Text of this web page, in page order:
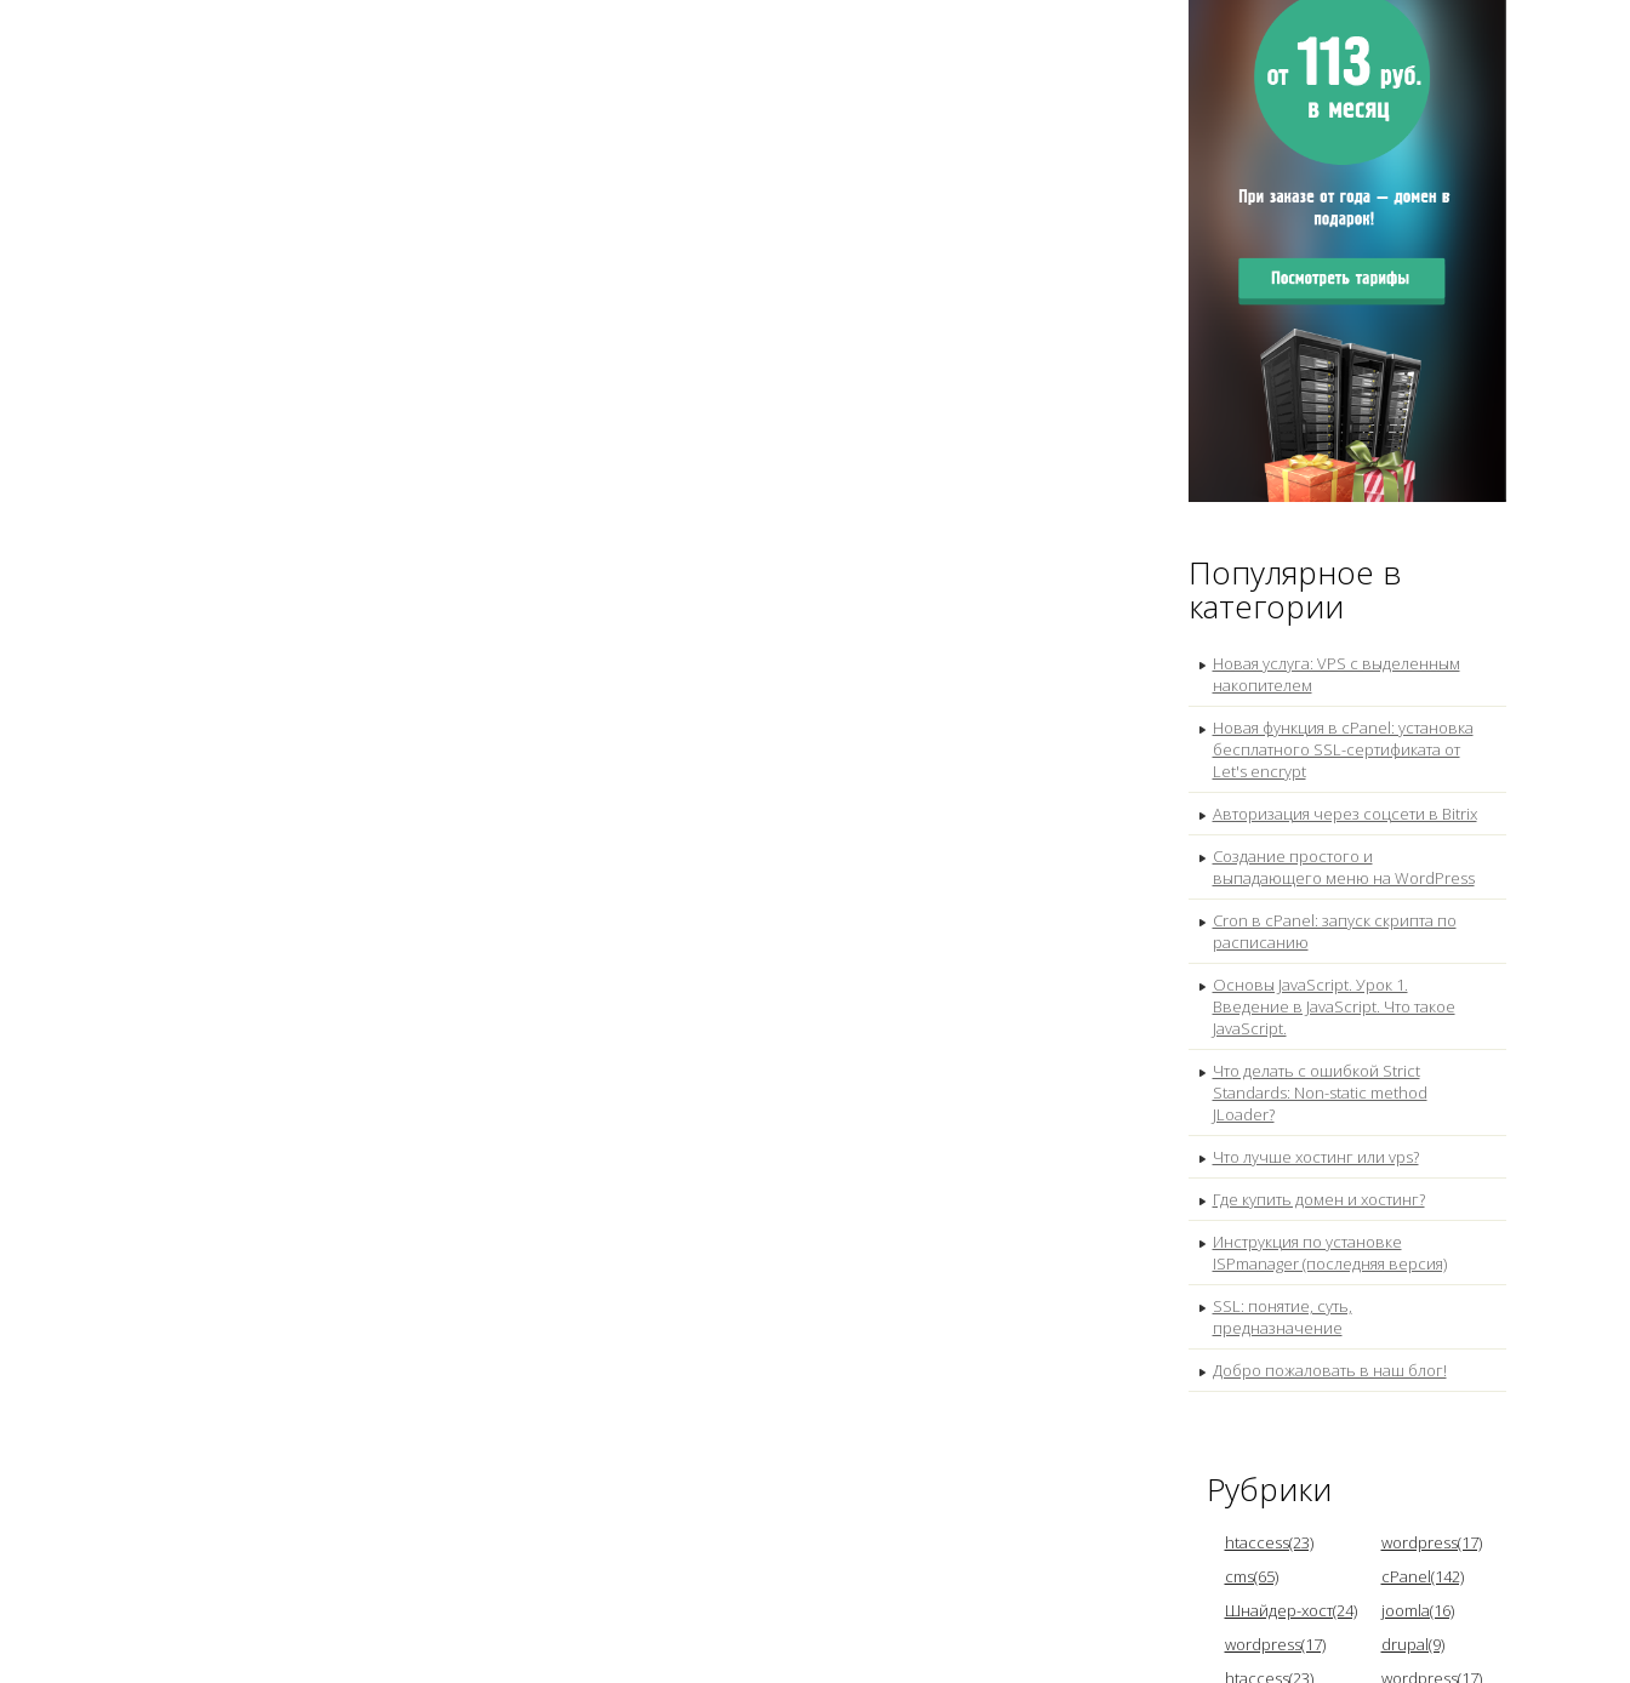
Популярное в
категории
Новая услуга: VPS с выделенным
накопителем
Новая функция в cPanel: установка
бесплатного SSL-сертификата от
Let's encrypt
Авторизация через соцсети в Bitrix
Создание простого и
выпадающего меню на WordPress
Cron в cPanel: запуск скрипта по
расписанию
Основы JavaScript. Урок 1.
Введение в JavaScript. Что такое
JavaScript.
Что делать с ошибкой Strict
Standards: Non-static method
JLoader?
Что лучше хостинг или vps?
Где купить домен и хостинг?
Инструкция по установке
ISPmanager (последняя версия)
SSL: понятие, суть,
предназначение
Добро пожаловать в наш блог!
Рубрики
htaccess(23)
wordpress(17)
cms(65)
cPanel(142)
Шнайдер-хост(24)
joomla(16)
wordpress(17)
drupal(9)